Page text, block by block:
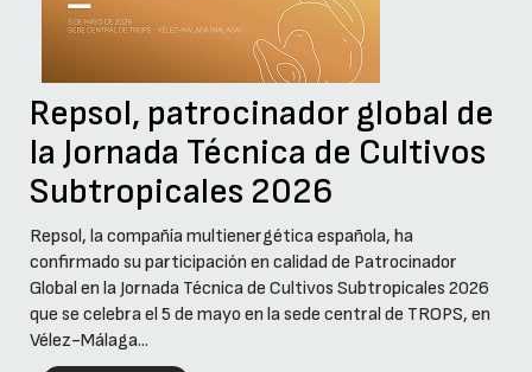
Repsol, patrocinador global de
la Jornada Técnica de Cultivos
Subtropicales 2026
Repsol, la compañía multienergética española, ha
confirmado su participación en calidad de Patrocinador
Global en la Jornada Técnica de Cultivos Subtropicales 2026
que se celebra el 5 de mayo en la sede central de TROPS, en
Vélez-Málaga...